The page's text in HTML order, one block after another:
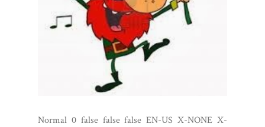
Normal 0 false false false EN-US X-NONE X-